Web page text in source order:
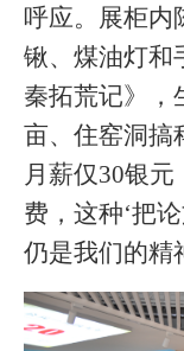
呼应。展柜内
锹、煤油灯和
秦拓荒记》，
亩、住窑洞搞
月薪仅30银
费，这种‘把
仍是我们的精